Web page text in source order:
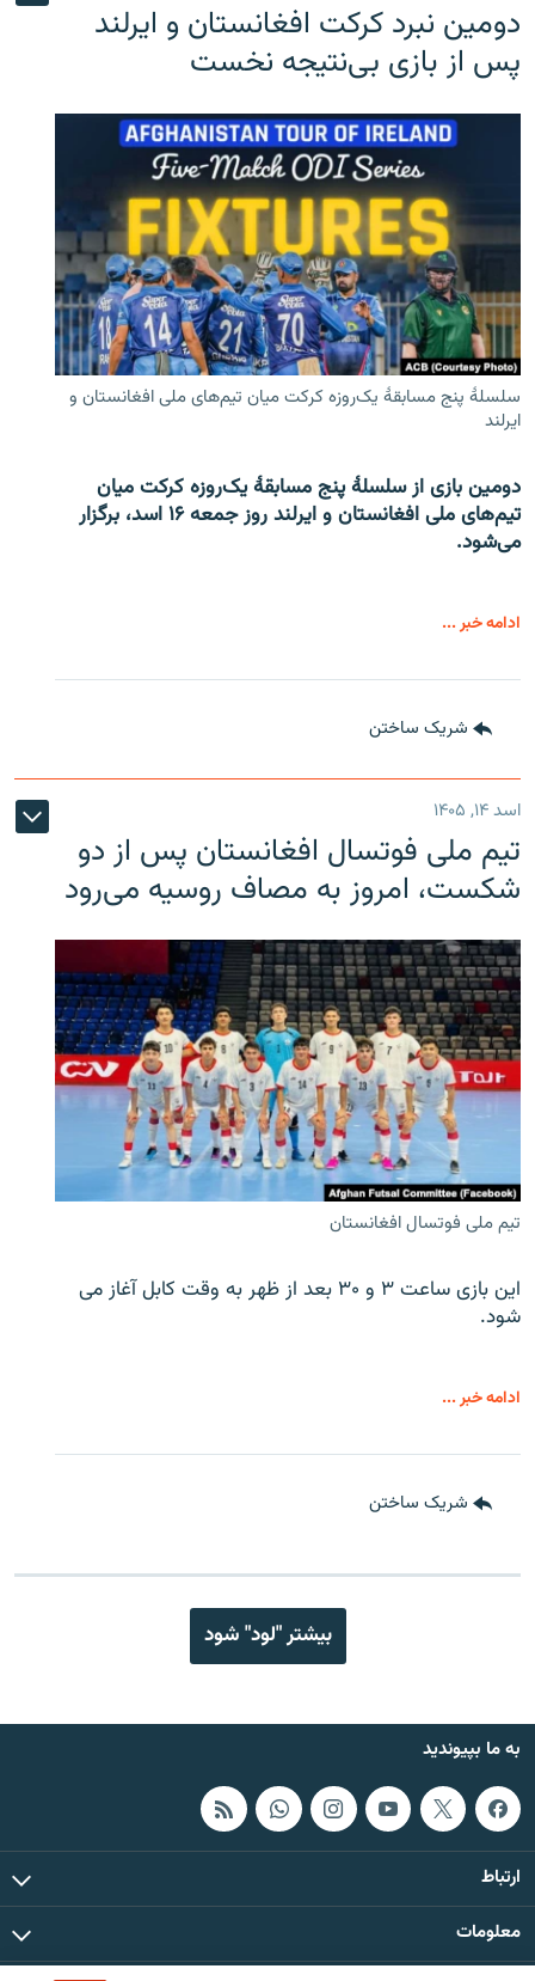
دومین نبرد کرکت افغانستان و ایرلند
پس از بازی بی‌نتیجه نخست
سلسلۀ پنج مسابقۀ یک‌روزه کرکت میان تیم‌های ملی افغانستان و
ایرلند
دومین بازی از سلسلۀ پنج مسابقۀ یک‌روزه کرکت میان
تیم‌های ملی افغانستان و ایرلند روز جمعه ۱۶ اسد، برگزار
می‌شود.
ادامه خبر ...
شریک ساختن
اسد ۱۴, ۱۴۰۵
تیم ملی فوتسال افغانستان پس از دو
شکست، امروز به مصاف روسیه می‌رود
تیم ملی فوتسال افغانستان
این بازی ساعت ۳ و ۳۰ بعد از ظهر به وقت کابل آغاز می
شود.
ادامه خبر ...
شریک ساختن
بیشتر "لود" شود
به ما بپیوندید
ارتباط
معلومات